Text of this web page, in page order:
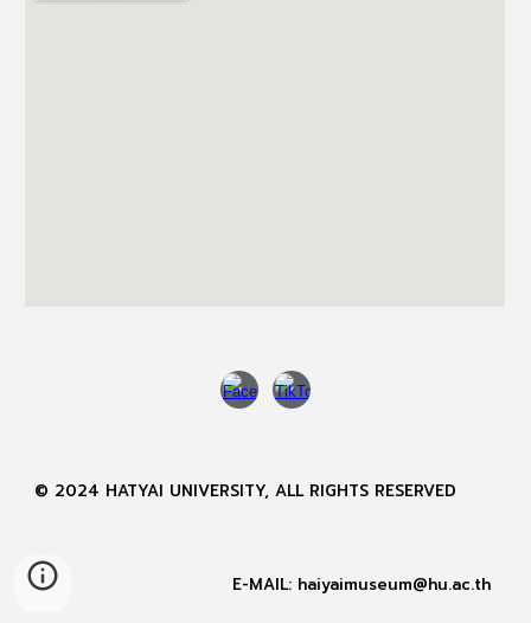
© 2024 HATYAI UNIVERSITY, ALL RIGHTS RESERVED
E-MAIL: haiyaimuseum@hu.ac.th